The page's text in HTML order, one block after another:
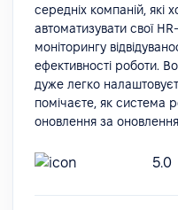
середніх компаній, які
автоматизувати свої
моніторингу
ефективності роботи.
дуже легко
помічаєте, як система
оновлення за
5.0